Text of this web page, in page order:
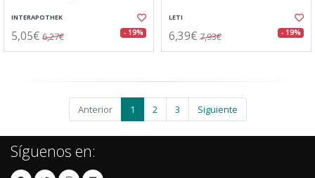
INTERAPOTHEK
5,05€ 6,27€ - 19%
LETI
6,39€ 7,93€ - 19%
Anterior 1 2 3 Siguiente
Síguenos en: